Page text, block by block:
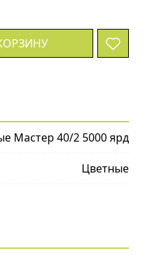
Мастер 40/2 5000 ярд
Цветные